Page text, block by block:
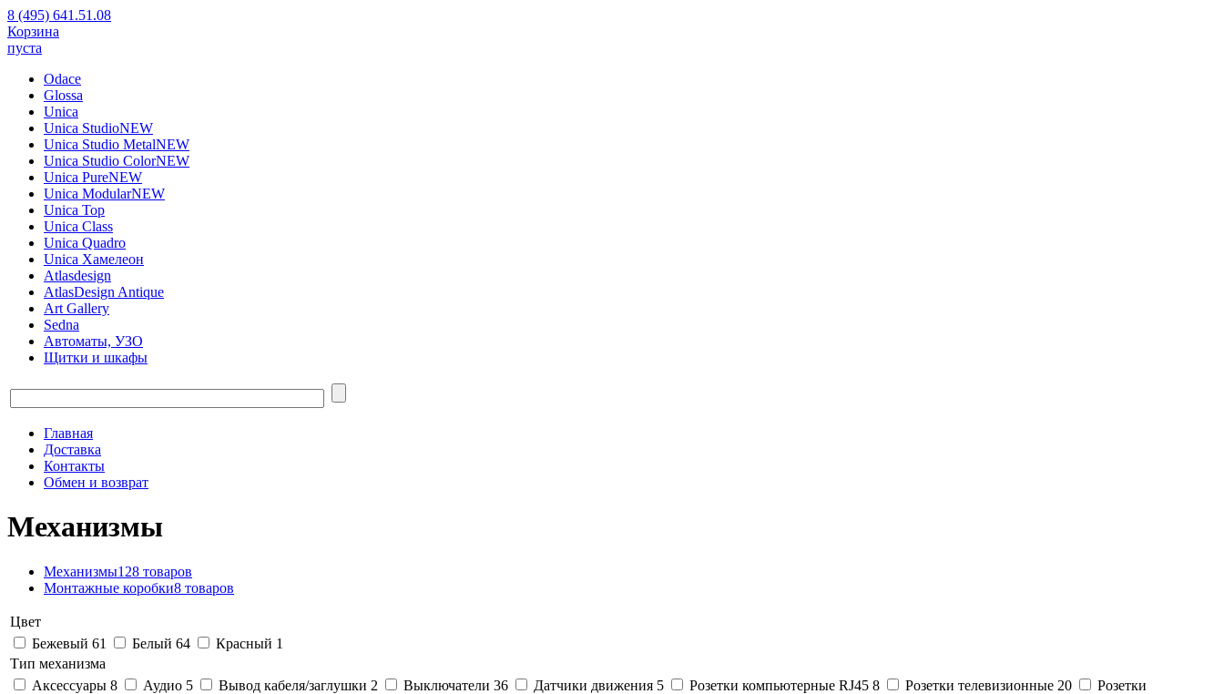
8 (495) 641.51.08
Корзина
пуста
Odace
Glossa
Unica
Unica StudioNEW
Unica Studio MetalNEW
Unica Studio ColorNEW
Unica PureNEW
Unica ModularNEW
Unica Top
Unica Class
Unica Quadro
Unica Хамелеон
Atlasdesign
AtlasDesign Antique
Art Gallery
Sedna
Автоматы, УЗО
Щитки и шкафы
Главная
Доставка
Контакты
Обмен и возврат
Механизмы
Механизмы128 товаров
Монтажные коробки8 товаров
Цвет
Бежевый 61 Белый 64 Красный 1
Тип механизма
Аксессуары 8 Аудио 5 Вывод кабеля/заглушки 2 Выключатели 36 Датчики движения 5 Розетки компьютерные RJ45 8 Розетки телевизионные 20
Розетки